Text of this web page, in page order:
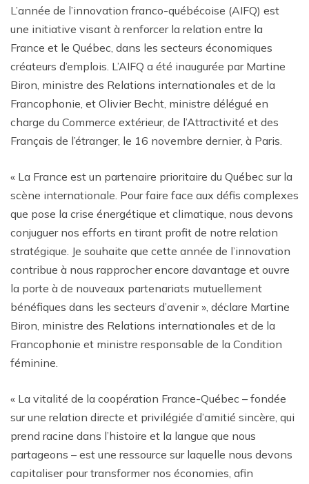
L’année de l’innovation franco-québécoise (AIFQ) est
une initiative visant à renforcer la relation entre la
France et le Québec, dans les secteurs économiques
créateurs d’emplois. L’AIFQ a été inaugurée par Martine
Biron, ministre des Relations internationales et de la
Francophonie, et Olivier Becht, ministre délégué en
charge du Commerce extérieur, de l’Attractivité et des
Français de l’étranger, le 16 novembre dernier, à Paris.
« La France est un partenaire prioritaire du Québec sur la
scène internationale. Pour faire face aux défis complexes
que pose la crise énergétique et climatique, nous devons
conjuguer nos efforts en tirant profit de notre relation
stratégique. Je souhaite que cette année de l’innovation
contribue à nous rapprocher encore davantage et ouvre
la porte à de nouveaux partenariats mutuellement
bénéfiques dans les secteurs d’avenir », déclare Martine
Biron, ministre des Relations internationales et de la
Francophonie et ministre responsable de la Condition
féminine.
« La vitalité de la coopération France-Québec – fondée
sur une relation directe et privilégiée d’amitié sincère, qui
prend racine dans l’histoire et la langue que nous
partageons – est une ressource sur laquelle nous devons
capitaliser pour transformer nos économies, afin